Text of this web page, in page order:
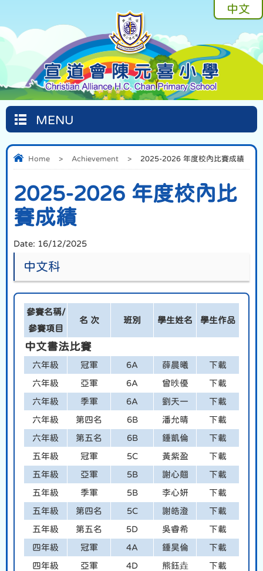
中文
MENU
Home > Achievement > 2025-2026 年度校內比賽成績
2025-2026 年度校內比
賽成績
Date: 16/12/2025
中文科
參賽名稱/
參賽項目
名 次 班別 學生姓名 學生作品
中文書法比賽
六年級 冠軍 6A 薛晨曦 下載
六年級 亞軍 6A 曾昳優 下載
六年級 季軍 6A 劉天一 下載
六年級 第四名 6B 潘允晴 下載
六年級 第五名 6B 鍾凱倫 下載
五年級 冠軍 5C 黃紫盈 下載
五年級 亞軍 5B 謝心翹 下載
五年級 季軍 5B 李心妍 下載
五年級 第四名 5C 謝皓澄 下載
五年級 第五名 5D 吳睿希 下載
四年級 冠軍 4A 鍾昊倫 下載
四年級 亞軍 4D 熊鈺垚 下載